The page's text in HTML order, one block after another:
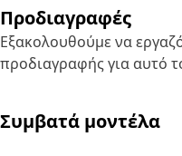
Προδιαγραφές
Εξακολουθούμε να
προδιαγραφής για αυτό
Συμβατά μοντέλα